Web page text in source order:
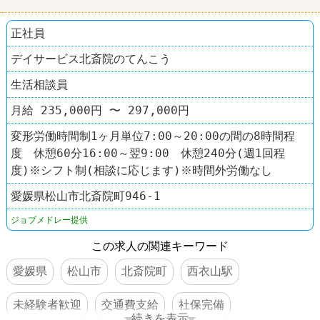
正社員
デイサービス北斎院のてんこう
生活相談員
月給 235,000円 〜 297,000円
変形労働時間制1ヶ月単位7:00～20:00の間の8時間程
度 休憩60分16:00～翌9:00 休憩240分(週1回程
度)※シフト制(相談に応じます)※時間外労働なし
愛媛県松山市北斎院町946-1
ジョブメドレー提供
この求人の関連キーワード
愛媛県
松山市 北斎院町 西衣山駅
未経験者歓迎 交通費支給
社保完備